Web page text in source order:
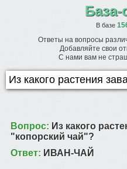
База-
В базе
Ответы на вопросы
Добавляйте свои
С нами вам не
Вопрос: Из какого
"копорский чай"?
Ответ: ИВАН-ЧАЙ